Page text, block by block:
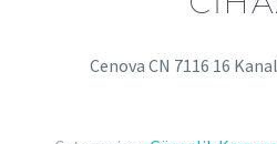
Cenova CN 7116 16